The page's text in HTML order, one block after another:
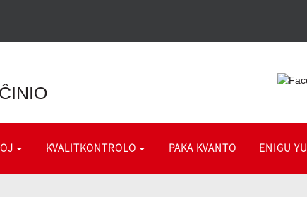
KVALITKONTROLO PAKA KVANTO ENIGU